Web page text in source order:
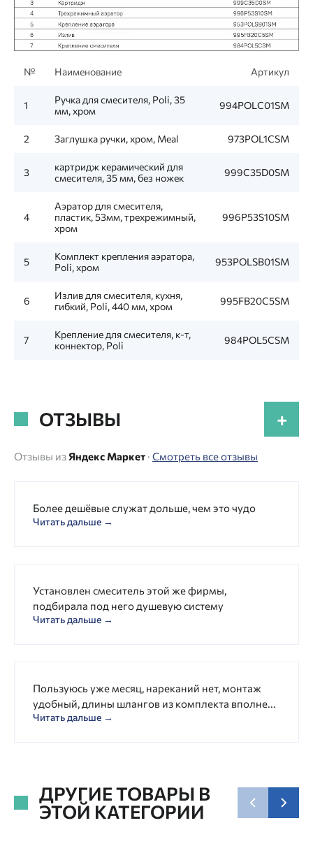
№ Наименование Артикул
1
Ручка для смесителя, Poli, 35
мм, хром
994POLC01SM
2 Заглушка ручки, хром, Meal 973POL1CSM
3
картридж керамический для
смесителя, 35 мм, без ножек
999C35D0SM
4
Аэратор для смесителя,
пластик, 53мм, трехрежимный,
хром
996P53S10SM
5
Комплект крепления аэратора,
Poli, хром
953POLSB01SM
6
Излив для смесителя, кухня,
гибкий, Poli, 440 мм, хром
995FB20C5SM
7
Крепление для смесителя, к-т,
коннектор, Poli
984POL5CSM
ОТЗЫВЫ +
Отзывы из Яндекс Маркет · Смотреть все отзывы
Более дешёвые служат дольше, чем это чудо
Читать дальше →
Установлен смеситель этой же фирмы,
подбирала под него душевую систему
Читать дальше →
Пользуюсь уже месяц, нареканий нет, монтаж
удобный, длины шлангов из комплекта вполне...
Читать дальше →
ДРУГИЕ ТОВАРЫ В
ЭТОЙ КАТЕГОРИИ